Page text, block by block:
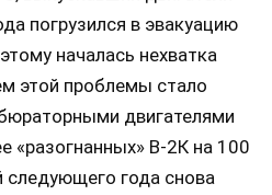
погрузился в эвакуацию
началась нехватка
этой проблемы стало
двигателями
«разогнанных» В-2К на 100
следующего года снова